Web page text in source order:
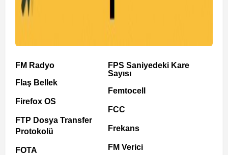
FM Radyo
Flaş Bellek
Firefox OS
FTP Dosya Transfer
Protokolü
FOTA
FPS Saniyedeki Kare
Sayısı
Femtocell
FCC
Frekans
FM Verici